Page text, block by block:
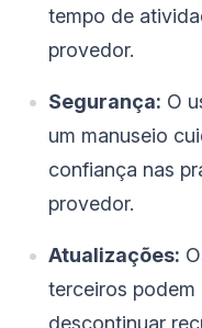
tempo de
provedor.
Segurança: O
um manuseio
confiança nas
provedor.
Atualizações:
terceiros podem
descontinuar